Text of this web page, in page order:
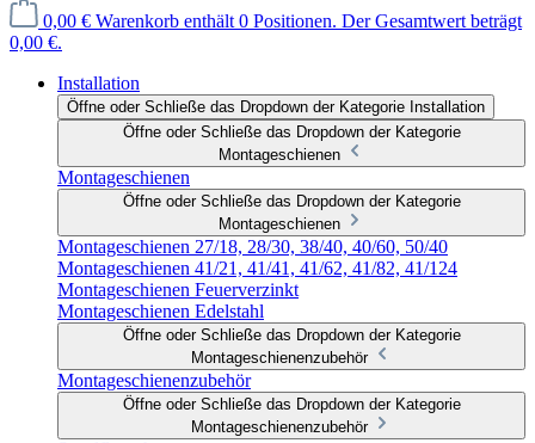
0,00 € Warenkorb enthält 0 Positionen. Der Gesamtwert beträgt
0,00 €.
Installation
Öffne oder Schließe das Dropdown der Kategorie Installation
Öffne oder Schließe das Dropdown der Kategorie
Montageschienen
Montageschienen
Öffne oder Schließe das Dropdown der Kategorie
Montageschienen
Montageschienen 27/18, 28/30, 38/40, 40/60, 50/40
Montageschienen 41/21, 41/41, 41/62, 41/82, 41/124
Montageschienen Feuerverzinkt
Montageschienen Edelstahl
Öffne oder Schließe das Dropdown der Kategorie
Montageschienenzubehör
Montageschienenzubehör
Öffne oder Schließe das Dropdown der Kategorie
Montageschienenzubehör